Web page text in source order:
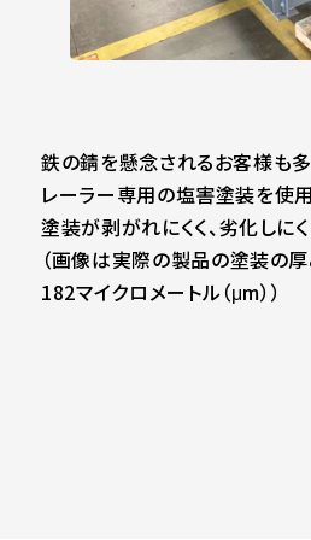
鉄の錆を懸念されるお客様も
レーラー専用の塩害塗装を使
塗装が剥がれにくく、劣化しに
（画像は実際の製品の塗装の
182マイクロメートル（μm））